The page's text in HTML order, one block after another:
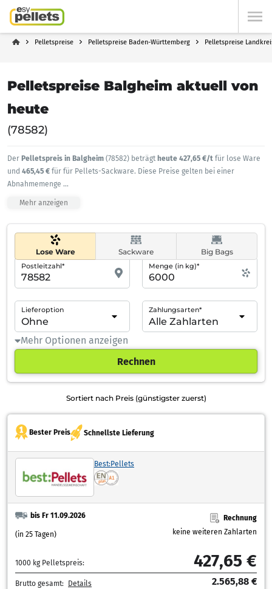
Pelletspreise Pelletspreise Baden-Württemberg Pelletspreise
Pelletspreise Balgheim aktuell von
heute
(78582)
Der Pelletspreis in Balgheim (78582) beträgt heute 427,65 €/t für lose Ware
und 465,45 € für für Pellets-Sackware. Diese Preise gelten bei einer
Abnahmemenge ...
Mehr anzeigen
Lose Ware Sackware Big Bags
Postleitzahl* Menge (in kg)*
Lieferoption Zahlungsarten*
Mehr Optionen anzeigen
Rechnen
Sortiert nach Preis (günstigster zuerst)
Bester Preis Schnellste Lieferung
Best:Pellets
bis Fr 11.09.2026
(in 25 Tagen)
Rechnung
keine weiteren Zahlarten
1000 kg Pelletspreis: 427,65 €
Brutto gesamt: Details 2.565,88 €